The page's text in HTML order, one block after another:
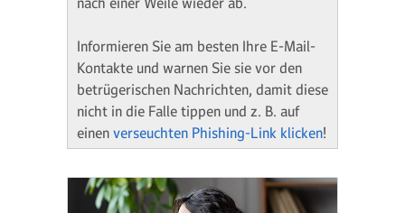
Informieren Sie am besten Ihre E-Mail-
Kontakte und warnen Sie sie vor den
betrügerischen Nachrichten, damit diese
nicht in die Falle tippen und z. B. auf
einen verseuchten Phishing-Link klicken!